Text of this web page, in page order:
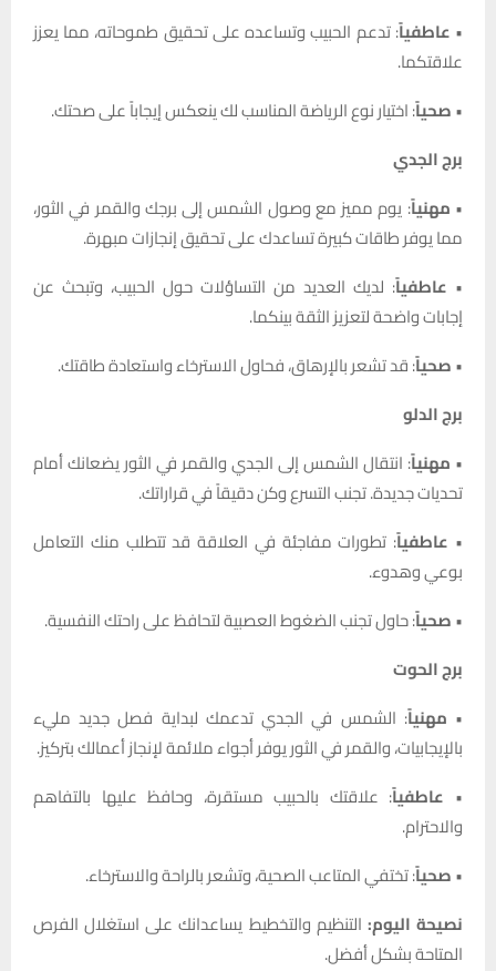
• عاطفياً: تدعم الحبيب وتساعده على تحقيق طموحاته، مما يعزز
علاقتكما.
•صحياً: اختيار نوع الرياضة المناسب لك ينعكس إيجاباً على صحتك.
برج الجدي
• مهنياً: يوم مميز مع وصول الشمس إلى برجك والقمر في الثور،
مما يوفر طاقات كبيرة تساعدك على تحقيق إنجازات مبهرة.
• عاطفياً: لديك العديد من التساؤلات حول الحبيب، وتبحث عن
إجابات واضحة لتعزيز الثقة بينكما.
•صحياً: قد تشعر بالإرهاق، فحاول الاسترخاء واستعادة طاقتك.
برج الدلو
• مهنياً: انتقال الشمس إلى الجدي والقمر في الثور يضعانك أمام
تحديات جديدة. تجنب التسرع وكن دقيقاً في قراراتك.
• عاطفياً: تطورات مفاجئة في العلاقة قد تتطلب منك التعامل
بوعي وهدوء.
•صحياً: حاول تجنب الضغوط العصبية لتحافظ على راحتك النفسية.
برج الحوت
• مهنياً: الشمس في الجدي تدعمك لبداية فصل جديد مليء
بالإيجابيات، والقمر في الثور يوفر أجواء ملائمة لإنجاز أعمالك بتركيز.
• عاطفياً: علاقتك بالحبيب مستقرة، وحافظ عليها بالتفاهم
والاحترام.
•صحياً: تختفي المتاعب الصحية، وتشعر بالراحة والاسترخاء.
نصيحة اليوم: التنظيم والتخطيط يساعدانك على استغلال الفرص
المتاحة بشكل أفضل.